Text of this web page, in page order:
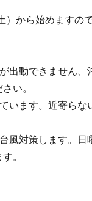
）から始めますの
出動できません、
い。
います。近寄らな
風対策します。日
。